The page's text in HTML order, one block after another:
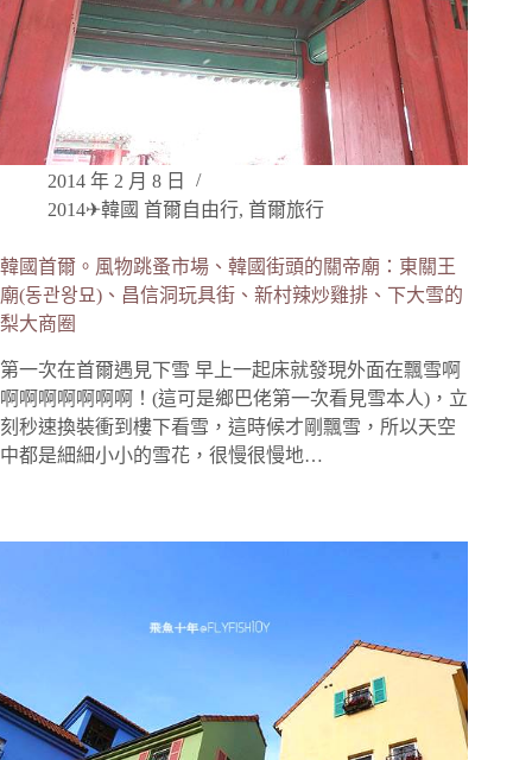
2014 年 2 月 8 日
2014✈韓國 首爾自由行, 首爾旅行
韓國首爾。風物跳蚤市場、韓國街頭的關帝廟：東關王
廟(동관왕묘)、昌信洞玩具街、新村辣炒雞排、下大雪的
梨大商圈
第一次在首爾遇見下雪 早上一起床就發現外面在飄雪啊
啊啊啊啊啊啊啊！(這可是鄉巴佬第一次看見雪本人)，立
刻秒速換裝衝到樓下看雪，這時候才剛飄雪，所以天空
中都是細細小小的雪花，很慢很慢地…